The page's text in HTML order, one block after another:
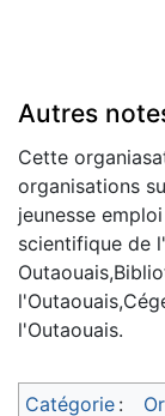
Autres
Cette
organisations
jeunesse
scientifique de
l'Outaouais.
Catégorie :